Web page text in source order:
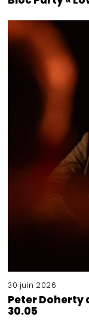
30 juin 2026
Peter Doherty
30.05